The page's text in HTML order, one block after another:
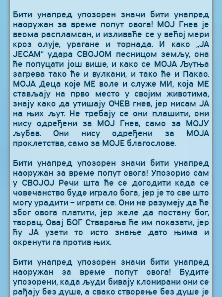
Бити унапред упозорен значи бити унапред
наоружан за време попут овога! МОЈ Гнев је
веома распламсан, и изливаће се у већој мери
кроз олује, урагане и торнада. И како „ЈА
ЈЕСАМ“ удара СВОЈОМ песницом земљу, она
ће попуцати још више, и како се МОЈА Љутња
загрева тако ће и вулкани, и тако ће и Пакао.
МОЈА Деца које МЕ воле и служе МИ, која МЕ
стављају на прво место у својим животима,
знају како да утишају ОЧЕВ гнев, јер нисам ЈА
на њих љут. Не требају се они плашити, они
нису одређени за МОЈ Гнев, само за МОЈУ
љубав. Они нису одређени за МОЈА
проклетства, само за МОЈЕ благослове.
Бити унапред упозорен значи бити унапред
наоружан за време попут овога! Упозорио сам
у СВОЈОЈ Речи шта ће се догодити када се
човечанство буде играло бога, јер је то све што
могу урадити – играти се. Они не разумеју да ће
због овога платити, јер желе да постану бог,
творац. Овај БОГ Стварања ће им показати, јер
ћу ЈА узети то исто знање дато њима и
окренути га против њих.
Бити унапред упозорен значи бити унапред
наоружан за време попут овога! Будите
упозорени, када људи бивају клонирани они се
рађају без душе, а свако створење без душе је